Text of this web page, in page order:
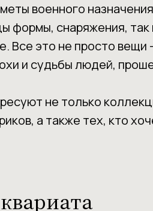
военного
формы, снаряжения,
Все это не просто вещи
и судьбы людей,
не только
а также тех, кто